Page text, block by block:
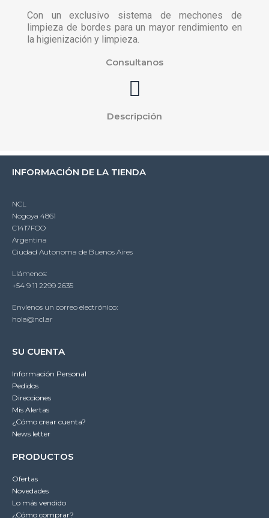
Con un exclusivo sistema de mechones de
limpieza de bordes para un mayor rendimiento en
la higienización y limpieza.
Consultanos
Descripción
INFORMACIÓN DE LA TIENDA
NCL
Nogoya 4861
C1417FOO
Argentina
Ciudad Autonoma de Buenos Aires
Llámenos:
+54 9 11 2299 2635
Envíenos un correo electrónico:
hola@ncl.ar
SU CUENTA
Información Personal
Pedidos
Direcciones
Mis Alertas
¿Cómo crear cuenta?
News letter
PRODUCTOS
Ofertas
Novedades
Lo más vendido
¿Cómo comprar?